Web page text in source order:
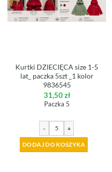
Kurtki DZIECIĘCA size 1-5
lat_ paczka 5szt _1 kolor
9836545
31,50zł
Paczka 5
- +
DODAJ DO KOSZYKA